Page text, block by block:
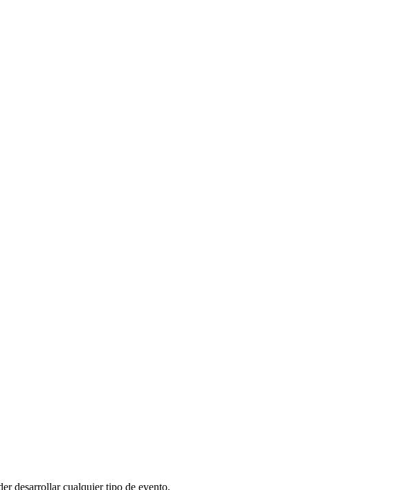
desarrollar cualquier tipo de evento.